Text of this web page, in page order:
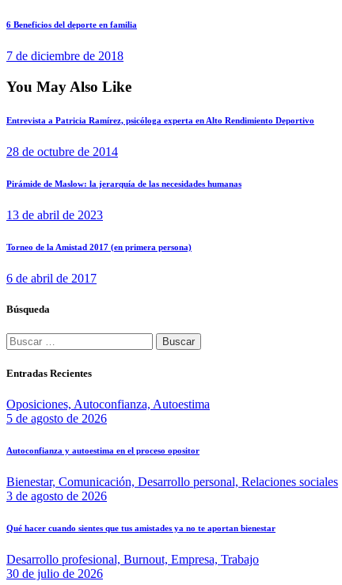
6 Beneficios del deporte en familia
7 de diciembre de 2018
You May Also Like
Entrevista a Patricia Ramírez, psicóloga experta en Alto Rendimiento Deportivo
28 de octubre de 2014
Pirámide de Maslow: la jerarquía de las necesidades humanas
13 de abril de 2023
Torneo de la Amistad 2017 (en primera persona)
6 de abril de 2017
Búsqueda
Entradas Recientes
Oposiciones, Autoconfianza, Autoestima
5 de agosto de 2026
Autoconfianza y autoestima en el proceso opositor
Bienestar, Comunicación, Desarrollo personal, Relaciones sociales
3 de agosto de 2026
Qué hacer cuando sientes que tus amistades ya no te aportan bienestar
Desarrollo profesional, Burnout, Empresa, Trabajo
30 de julio de 2026